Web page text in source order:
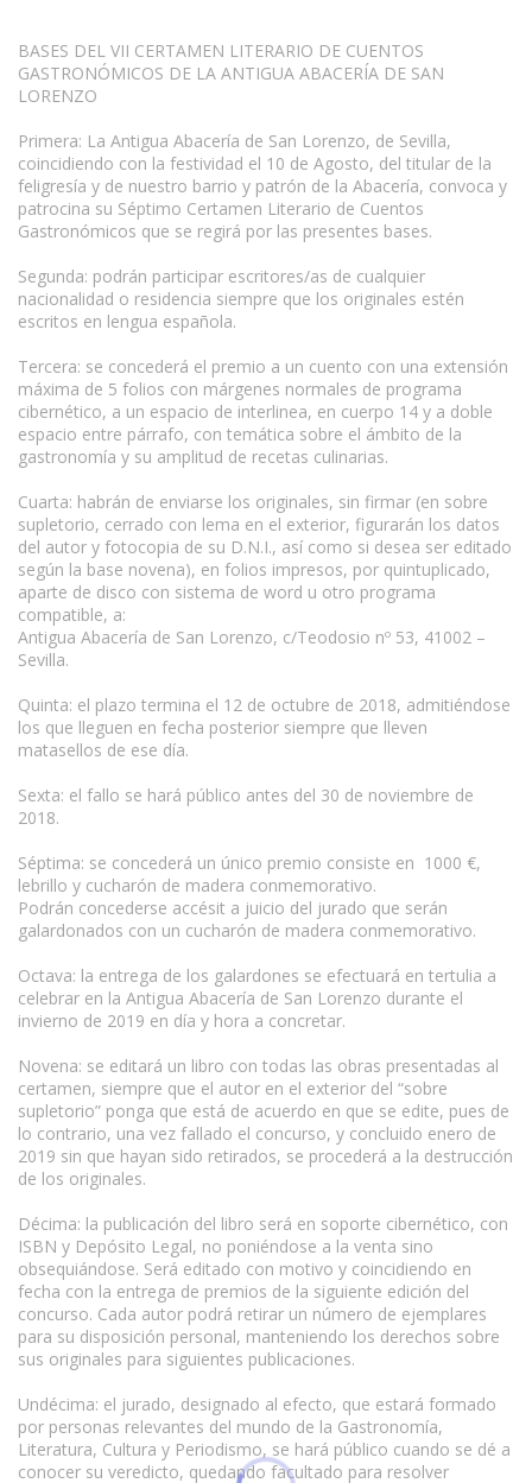
BASES DEL VII CERTAMEN LITERARIO DE CUENTOS
GASTRONÓMICOS DE LA ANTIGUA ABACERÍA DE SAN
LORENZO
Primera: La Antigua Abacería de San Lorenzo, de Sevilla,
coincidiendo con la festividad el 10 de Agosto, del titular de la
feligresía y de nuestro barrio y patrón de la Abacería, convoca y
patrocina su Séptimo Certamen Literario de Cuentos
Gastronómicos que se regirá por las presentes bases.
Segunda: podrán participar escritores/as de cualquier
nacionalidad o residencia siempre que los originales estén
escritos en lengua española.
Tercera: se concederá el premio a un cuento con una extensión
máxima de 5 folios con márgenes normales de programa
cibernético, a un espacio de interlinea, en cuerpo 14 y a doble
espacio entre párrafo, con temática sobre el ámbito de la
gastronomía y su amplitud de recetas culinarias.
Cuarta: habrán de enviarse los originales, sin firmar (en sobre
supletorio, cerrado con lema en el exterior, figurarán los datos
del autor y fotocopia de su D.N.I., así como si desea ser editado
según la base novena), en folios impresos, por quintuplicado,
aparte de disco con sistema de word u otro programa
compatible, a:
Antigua Abacería de San Lorenzo, c/Teodosio nº 53, 41002 –
Sevilla.
Quinta: el plazo termina el 12 de octubre de 2018, admitiéndose
los que lleguen en fecha posterior siempre que lleven
matasellos de ese día.
Sexta: el fallo se hará público antes del 30 de noviembre de
2018.
Séptima: se concederá un único premio consiste en 1000 €,
lebrillo y cucharón de madera conmemorativo.
Podrán concederse accésit a juicio del jurado que serán
galardonados con un cucharón de madera conmemorativo.
Octava: la entrega de los galardones se efectuará en tertulia a
celebrar en la Antigua Abacería de San Lorenzo durante el
invierno de 2019 en día y hora a concretar.
Novena: se editará un libro con todas las obras presentadas al
certamen, siempre que el autor en el exterior del “sobre
supletorio” ponga que está de acuerdo en que se edite, pues de
lo contrario, una vez fallado el concurso, y concluido enero de
2019 sin que hayan sido retirados, se procederá a la destrucción
de los originales.
Décima: la publicación del libro será en soporte cibernético, con
ISBN y Depósito Legal, no poniéndose a la venta sino
obsequiándose. Será editado con motivo y coincidiendo en
fecha con la entrega de premios de la siguiente edición del
concurso. Cada autor podrá retirar un número de ejemplares
para su disposición personal, manteniendo los derechos sobre
sus originales para siguientes publicaciones.
Undécima: el jurado, designado al efecto, que estará formado
por personas relevantes del mundo de la Gastronomía,
Literatura, Cultura y Periodismo, se hará público cuando se dé a
conocer su veredicto, quedando facultado para resolver